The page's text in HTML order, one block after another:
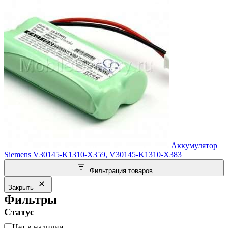
Аккумулятор
Siemens V30145-K1310-X359, V30145-K1310-X383
Фильтрация товаров
Закрыть
Фильтры
Статус